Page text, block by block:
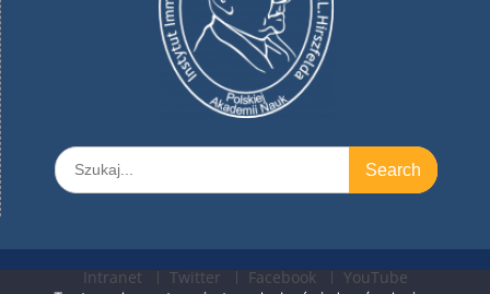
Search
for:
Intranet Twitter Facebook
YouTube